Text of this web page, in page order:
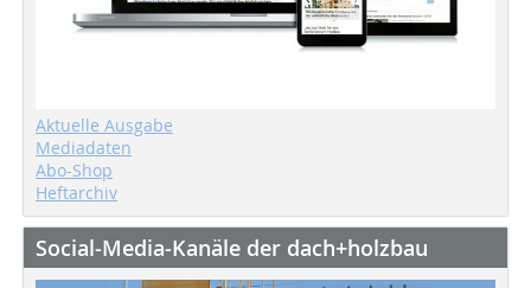
Aktuelle Ausgabe
Mediadaten
Abo-Shop
Heftarchiv
Social-Media-Kanäle der dach+holzbau